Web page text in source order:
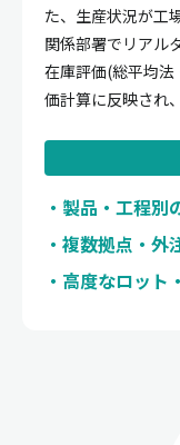
た、生産状況が工
関係部署でリアル
在庫評価(総平均
価計算に反映され
製品・工程別
複数拠点・外
高度なロット